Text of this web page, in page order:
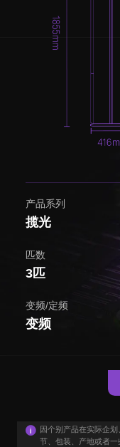
产品系列
揽光
匹数
3匹
变频/定频
变频
因个别产品在实际企
节、包装、产地或者